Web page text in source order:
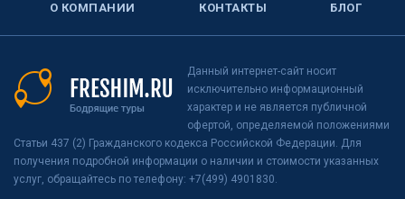
О КОМПАНИИ
КОНТАКТЫ БЛОГ
Данный интернет-сайт носит
исключительно информационный
характер и не является публичной
офертой, определяемой положениями
Статьи 437 (2) Гражданского кодекса Российской Федерации. Для
получения подробной информации о наличии и стоимости указанных
услуг, обращайтесь по телефону: +7(499) 4901830.